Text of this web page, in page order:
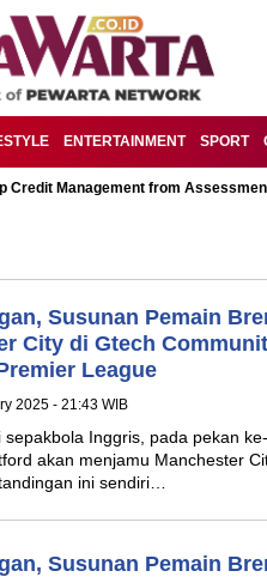
ENTERTAINMENT SPORT
Credit Management from
Susunan Pemain
City di Gtech
League
2025 - 21:43 WIB
sepakbola Inggris, pada pekan
akan menjamu Manchester
ini sendiri…
Susunan Pemain